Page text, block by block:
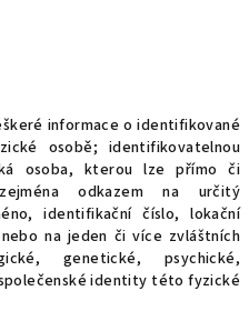
informace o identifikované
osobě; identifikovatelnou
osoba, kterou lze přímo či
odkazem na určitý
identifikační číslo, lokační
na jeden či více zvláštních
genetické, psychické,
identity této fyzické